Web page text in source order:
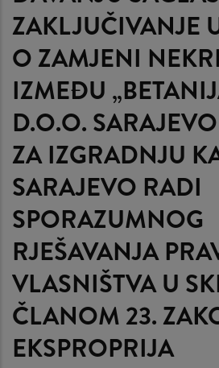
ZAKLJUČIVANJE
O ZAMJENI
IZMEĐU
D.O.O.
ZA IZGRADNJU
SARAJEVO RADI
SPORAZUMNOG
RJEŠAVANJA
VLASNIŠTVA U
ČLANOM 23.
EKSPROPRIJA